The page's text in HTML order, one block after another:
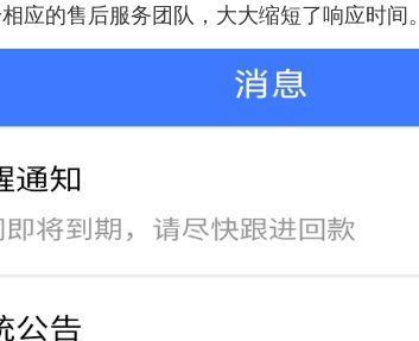
应的售后服务团队，大大缩短了响应时间。